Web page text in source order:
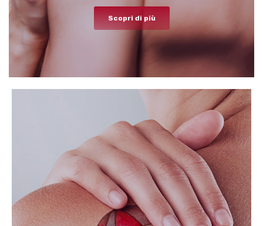
Scopri di più